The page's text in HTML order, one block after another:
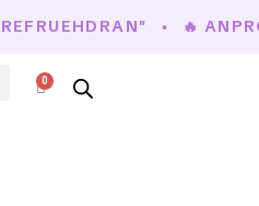
🔥
0